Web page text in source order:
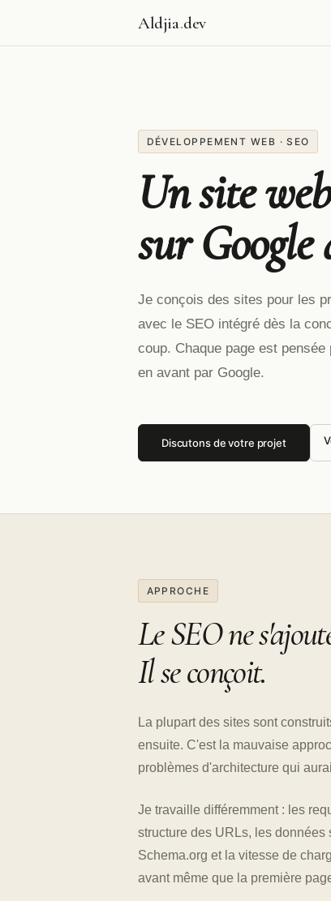
Aldjia.dev
DÉVELOPPEMENT WEB · SEO
Un site
sur Google
Je conçois des sites pour les
avec le SEO intégré dès la
coup. Chaque page est
en avant par Google.
Discutons de votre projet
APPROCHE
Le SEO ne
Il se conçoit.
La plupart des sites sont
ensuite. C'est la mauvaise
problèmes d'architecture qui
Je travaille différemment : les
structure des URLs, les données
Schema.org et la vitesse de
avant même que la première